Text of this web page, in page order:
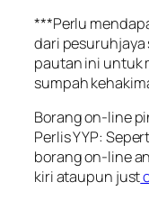
***Perlu
dari pesuruhjaya
pautan ini untuk
sumpah
Borang on-line
Perlis YYP:
borang on-line
kiri ataupun just